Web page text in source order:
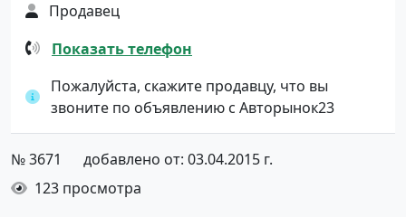
Продавец
Показать телефон
Пожалуйста, скажите продавцу, что вы
звоните по объявлению с Авторынок23
№ 3671
добавлено от: 03.04.2015 г.
123 просмотра